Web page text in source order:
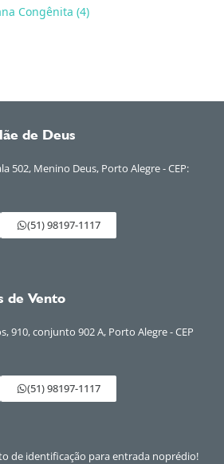
Congênita (4)
de Deus
502, Menino Deus, Porto Alegre - CEP:
(51) 98197-1117
de Vento
910, conjunto 902 A, Porto Alegre - CEP
(51) 98197-1117
de identificação para entrada noprédio!